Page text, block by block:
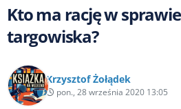
Kto ma rację w
targowiska?
Krzysztof Żołądek
pon., 28 września 2020 13:05